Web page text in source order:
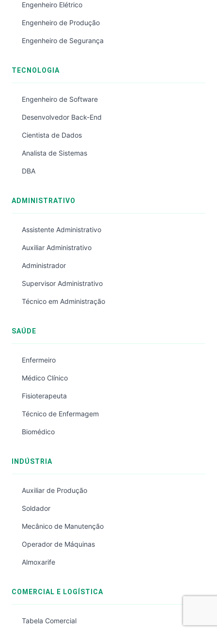
Engenheiro Elétrico
Engenheiro de Produção
Engenheiro de Segurança
TECNOLOGIA
Engenheiro de Software
Desenvolvedor Back-End
Cientista de Dados
Analista de Sistemas
DBA
ADMINISTRATIVO
Assistente Administrativo
Auxiliar Administrativo
Administrador
Supervisor Administrativo
Técnico em Administração
SAÚDE
Enfermeiro
Médico Clínico
Fisioterapeuta
Técnico de Enfermagem
Biomédico
INDÚSTRIA
Auxiliar de Produção
Soldador
Mecânico de Manutenção
Operador de Máquinas
Almoxarife
COMERCIAL E LOGÍSTICA
Tabela Comercial